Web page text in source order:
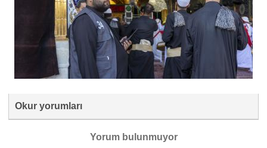
Okur yorumları
Yorum bulunmuyor